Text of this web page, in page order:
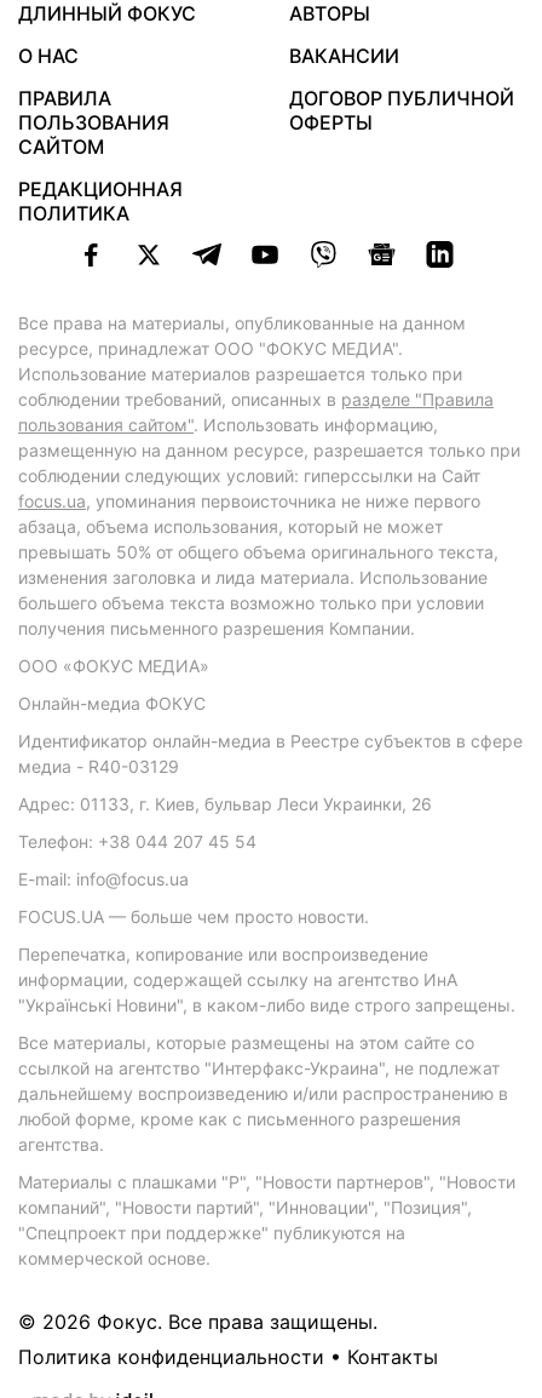
ДЛИННЫЙ ФОКУС
АВТОРЫ
О НАС
ВАКАНСИИ
ПРАВИЛА
ПОЛЬЗОВАНИЯ
САЙТОМ
ДОГОВОР ПУБЛИЧНОЙ
ОФЕРТЫ
РЕДАКЦИОННАЯ
ПОЛИТИКА
Все права на материалы, опубликованные на данном
ресурсе, принадлежат ООО "ФОКУС МЕДИА".
Использование материалов разрешается только при
соблюдении требований, описанных в разделе "Правила
пользования сайтом". Использовать информацию,
размещенную на данном ресурсе, разрешается только при
соблюдении следующих условий: гиперссылки на Сайт
focus.ua, упоминания первоисточника не ниже первого
абзаца, объема использования, который не может
превышать 50% от общего объема оригинального текста,
изменения заголовка и лида материала. Использование
большего объема текста возможно только при условии
получения письменного разрешения Компании.
ООО «ФОКУС МЕДИА»
Онлайн-медиа ФОКУС
Идентификатор онлайн-медиа в Реестре субъектов в сфере
медиа - R40-03129
Адрес: 01133, г. Киев, бульвар Леси Украинки, 26
Телефон: +38 044 207 45 54
E-mail: info@focus.ua
FOCUS.UA — больше чем просто новости.
Перепечатка, копирование или воспроизведение
информации, содержащей ссылку на агентство ИнА
"Українські Новини", в каком-либо виде строго запрещены.
Все материалы, которые размещены на этом сайте со
ссылкой на агентство "Интерфакс-Украина", не подлежат
дальнейшему воспроизведению и/или распространению в
любой форме, кроме как с письменного разрешения
агентства.
Материалы с плашками "Р", "Новости партнеров", "Новости
компаний", "Новости партий", "Инновации", "Позиция",
"Спецпроект при поддержке" публикуются на
коммерческой основе.
© 2026 Фокус. Все права защищены.
Политика конфиденциальности • Контакты